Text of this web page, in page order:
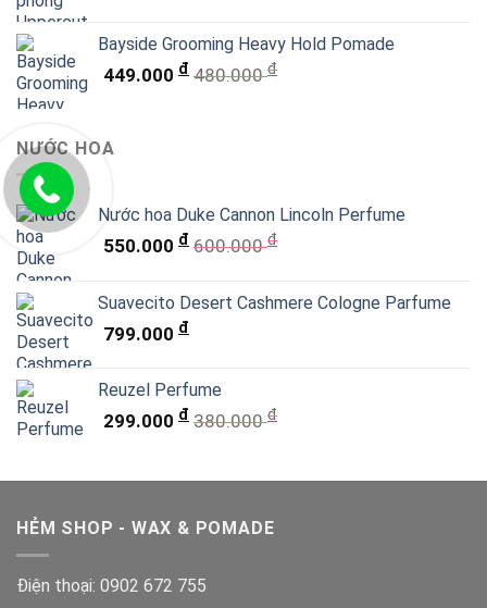
Bayside Grooming Heavy Hold Pomade
449.000 đ 480.000đ
NƯỚC HOA
Nước hoa Duke Cannon Lincoln Perfume
550.000 đ 600.000đ
Suavecito Desert Cashmere Cologne Parfume
799.000 đ
Reuzel Perfume
299.000 đ 380.000đ
HẺM SHOP - WAX & POMADE
Điện thoại: 0902 672 755